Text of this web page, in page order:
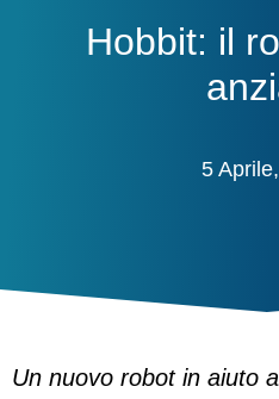
Hobbit: il
5
Un nuovo robot in aiuto